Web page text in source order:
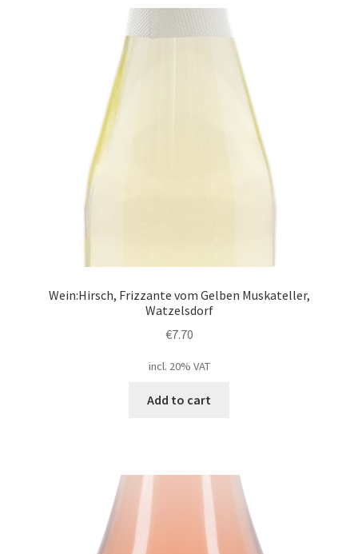
Wein:Hirsch, Frizzante vom Gelben Muskateller,
Watzelsdorf
€7.70
incl. 20% VAT
Add to cart